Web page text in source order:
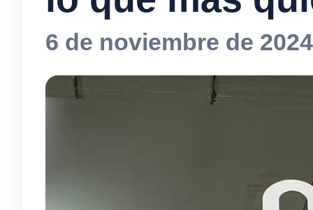
6 de noviembre de 2024